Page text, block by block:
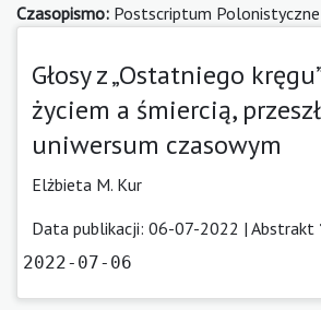
Czasopismo: Postscriptum Polonistyczne
Głosy z „Ostatniego
życiem a śmiercią,
uniwersum czasowym
Elżbieta M. Kur
Data publikacji: 06-07-2022 | Abstrakt
2022-07-06